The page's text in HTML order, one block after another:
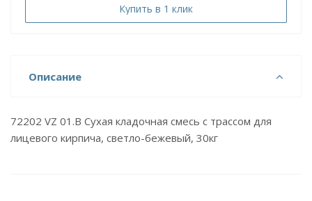
Купить в 1 клик
Описание
72202 VZ 01.B Сухая кладочная смесь с трассом для
лицевого кирпича, светло-бежевый, 30кг